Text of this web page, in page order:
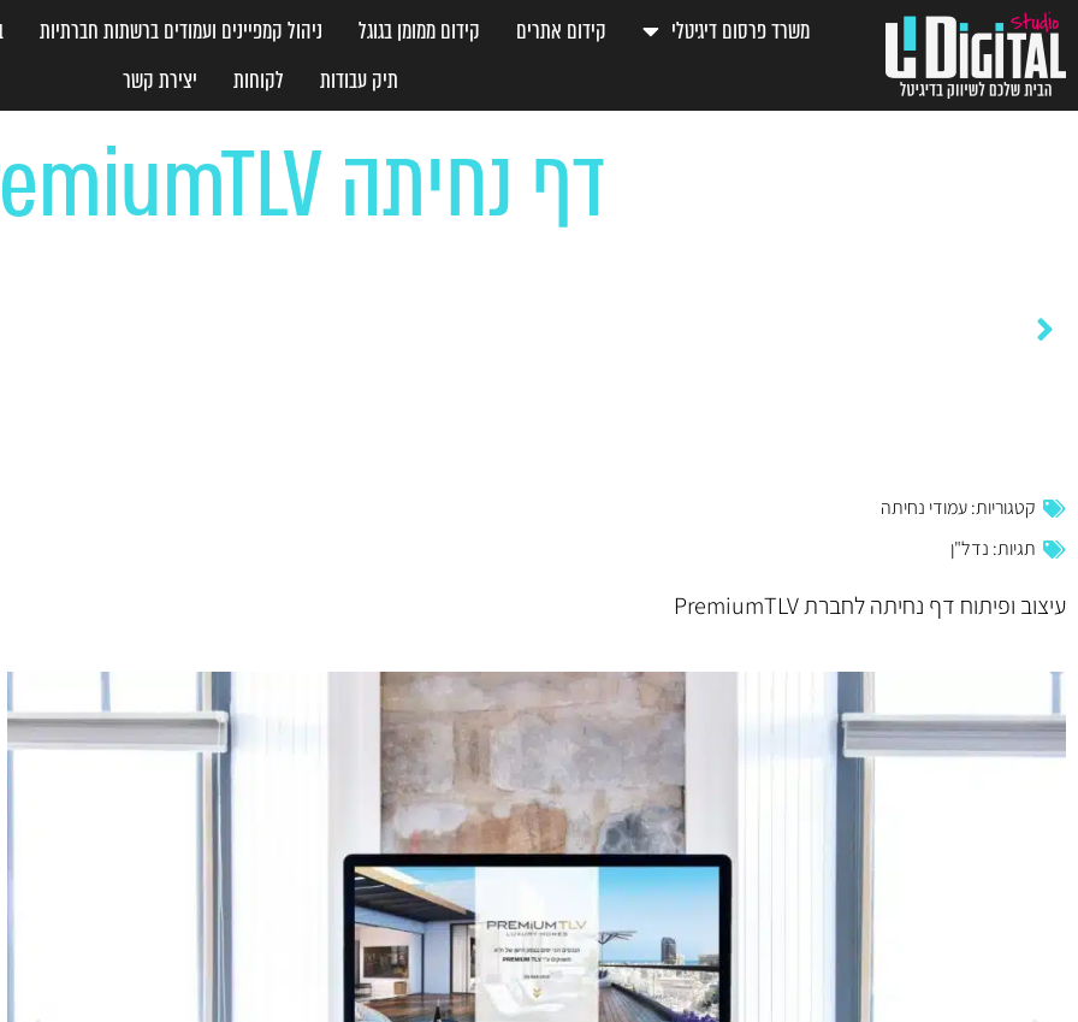
משרד פרסום דיגיטלי קידום אתרים קידום ממומן בגוגל ניהול קמפיינים ועמודים ברשתות חברתיות
תיק עבודות
לקוחות יצירת קשר
דף נחיתה PremiumTLV
קטגוריות:עמודי נחיתה
תגיות: נדל"ן
עיצוב ופיתוח דף נחיתה לחברת PremiumTLV